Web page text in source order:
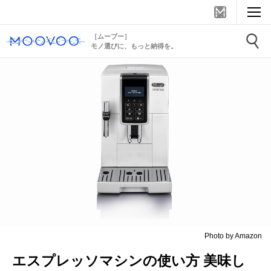
［ムーブー］
モノ選びに、もっと納得を。
Photo by Amazon
エスプレッソマシンの使い方 美味し